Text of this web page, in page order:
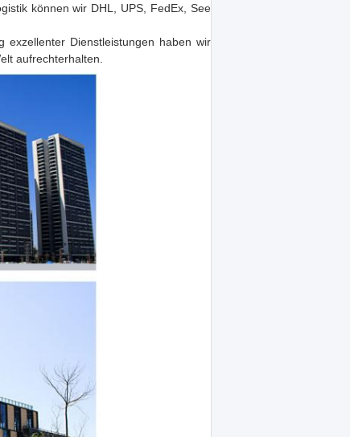
können wir DHL, UPS, FedEx, See
exzellenter Dienstleistungen haben wir
aufrechterhalten.